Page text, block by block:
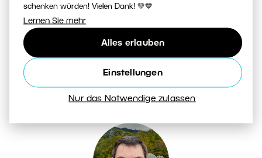
schenken würden! Vielen Dank! 💚💙
Lernen Sie mehr
Alles erlauben
Einstellungen
Nur das Notwendige zulassen
Petr Březina